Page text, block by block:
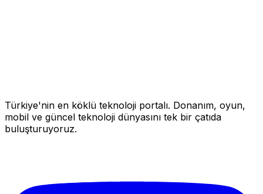
Türkiye'nin en köklü teknoloji portalı. Donanım, oyun,
mobil ve güncel teknoloji dünyasını tek bir çatıda
buluşturuyoruz.